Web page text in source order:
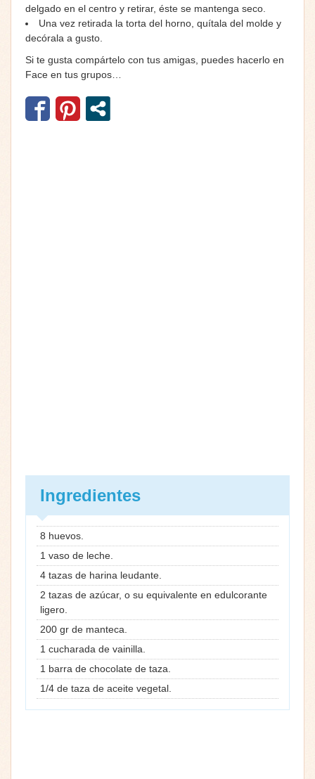
delgado en el centro y retirar, éste se mantenga seco.
Una vez retirada la torta del horno, quítala del molde y
decórala a gusto.
Si te gusta compártelo con tus amigas, puedes hacerlo en
Face en tus grupos…
Ingredientes
8 huevos.
1 vaso de leche.
4 tazas de harina leudante.
2 tazas de azúcar, o su equivalente en edulcorante
ligero.
200 gr de manteca.
1 cucharada de vainilla.
1 barra de chocolate de taza.
1/4 de taza de aceite vegetal.